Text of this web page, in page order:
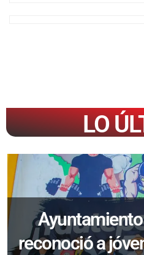
LO
reconoció a